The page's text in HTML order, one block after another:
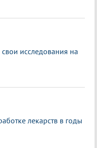
исследования на
лекарств в годы